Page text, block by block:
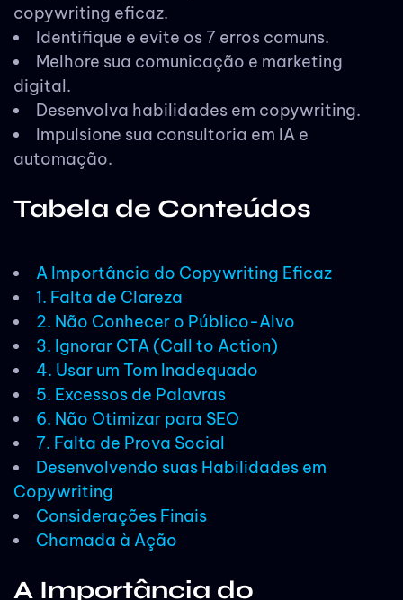
copywriting eficaz.
Identifique e evite os 7 erros comuns.
Melhore sua comunicação e marketing
digital.
Desenvolva habilidades em copywriting.
Impulsione sua consultoria em IA e
automação.
Tabela de Conteúdos
A Importância do Copywriting Eficaz
1. Falta de Clareza
2. Não Conhecer o Público-Alvo
3. Ignorar CTA (Call to Action)
4. Usar um Tom Inadequado
5. Excessos de Palavras
6. Não Otimizar para SEO
7. Falta de Prova Social
Desenvolvendo suas Habilidades em
Copywriting
Considerações Finais
Chamada à Ação
A Importância do